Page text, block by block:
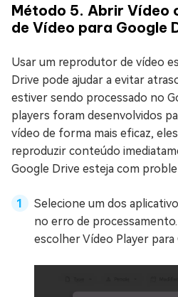
Método 5. Abrir Vídeo
de Vídeo para Google
Usar um reprodutor de vídeo
Drive pode ajudar a evitar
estiver sendo processado no
players foram desenvolvidos
vídeo de forma mais eficaz,
reproduzir conteúdo
Google Drive esteja com
Selecione um dos
no erro de
escolher Vídeo Player para